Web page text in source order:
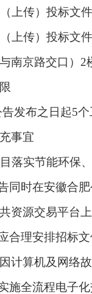
上传）投标文
上传）投标文
与南京路交口）2
发布之日起5个
事宜
落实节能环保
同时在安徽合肥
资源交易平台上
合理安排招标文
计算机及网络
施全流程电子化